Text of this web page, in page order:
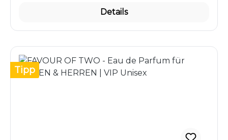
Details
Tipp